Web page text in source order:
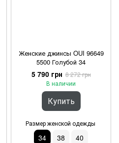
Женские джинсы OUI 96649
5500 Голубой 34
5 790 грн 8 272 грн
В наличии
Купить
Размер женской одежды
34 38 40